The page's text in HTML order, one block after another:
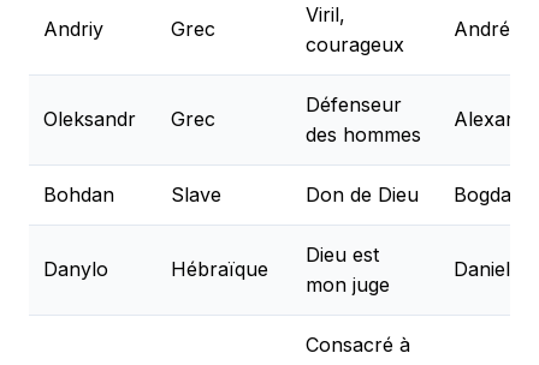
Andriy Grec
Viril,
courageux
André
Oleksandr Grec
Défenseur
des hommes
Bohdan Slave Don de Dieu Bogdan
Danylo Hébraïque
Dieu est
mon juge
Daniel
Consacré à